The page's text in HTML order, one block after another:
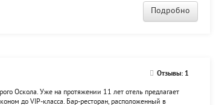
Подробно
Отзывы: 1
Оскола. Уже на протяжении 11 лет отель предлагает
до VIP-класса. Бар-ресторан, расположенный в